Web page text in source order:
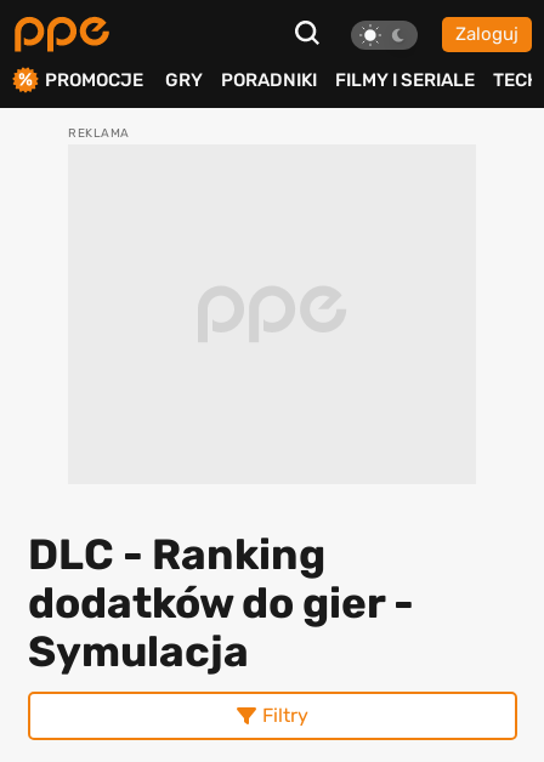
Zaloguj
PROMOCJE GRY PORADNIKI FILMY I SERIALE TECH
DLC - Ranking
dodatków do gier -
Symulacja
Filtry